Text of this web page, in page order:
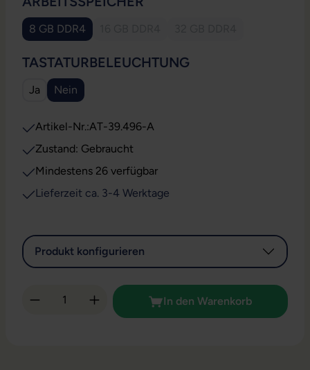
8 GB DDR4
TASTATURBELEUCHTUNG
Ja Nein
Artikel-Nr.:AT-39.496-A
Zustand: Gebraucht
Mindestens 26 verfügbar
Lieferzeit ca. 3-4 Werktage
Produkt konfigurieren
Produkt Anzahl: Gib den gewünschten
In den Warenkorb